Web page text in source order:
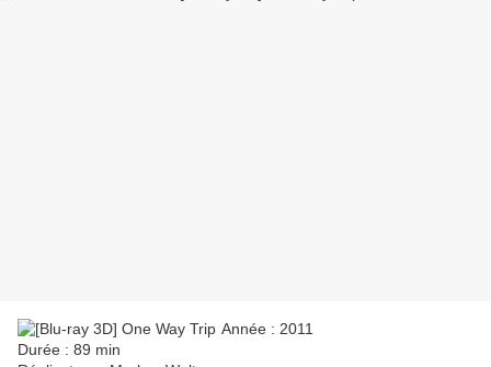
Année : 2011
Durée : 89 min